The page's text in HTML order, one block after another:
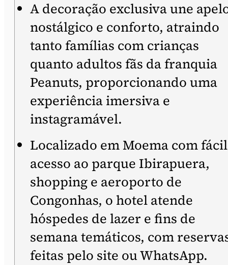
A decoração exclusiva une
nostálgico e conforto, atraindo
tanto famílias com crianças
quanto adultos fãs da franquia
Peanuts, proporcionando uma
experiência imersiva e
instagramável.
Localizado em Moema com fácil
acesso ao parque Ibirapuera,
shopping e aeroporto de
Congonhas, o hotel atende
hóspedes de lazer e fins de
semana temáticos, com
feitas pelo site ou WhatsApp.